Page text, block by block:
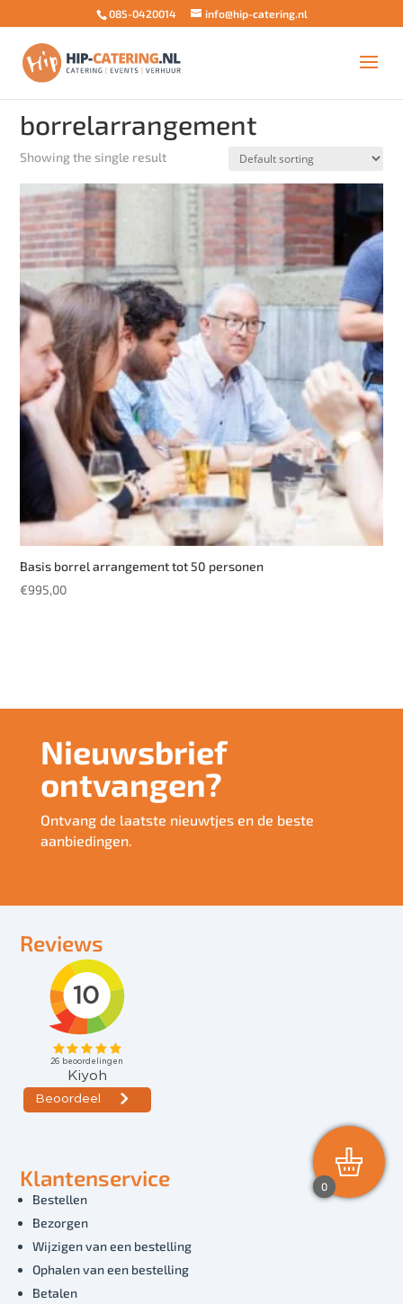
085-0420014 info@hip-catering.nl
borrelarrangement
Showing the single result
Basis borrel arrangement tot 50 personen
€995,00
Nieuwsbrief
ontvangen?
Ontvang de laatste nieuwtjes en de beste
aanbiedingen.
Reviews
Klantenservice
Bestellen
Bezorgen
Wijzigen van een bestelling
Ophalen van een bestelling
Betalen
0